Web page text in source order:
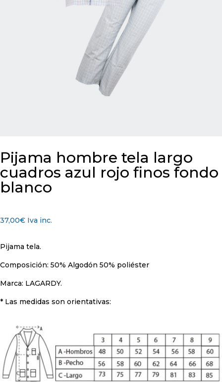
Pijama hombre tela largo
cuadros azul rojo finos fondo
blanco
37,00€ Iva inc.
Pijama tela.
Composición: 50% Algodón 50% poliéster
Marca: LAGARDY.
* Las medidas son orientativas: